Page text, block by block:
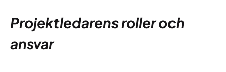
Projektledarens roller och
ansvar